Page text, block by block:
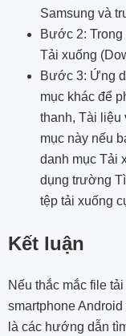
Samsung và
Bước 2: Trong
Tải xuống
Bước 3: Ứng
mục khác để
thanh, Tài liệu
mục này nếu
danh mục Tải
dụng trường
tệp tải xuống
Kết luận
Nếu thắc mắc file
smartphone
là các hướng dẫn